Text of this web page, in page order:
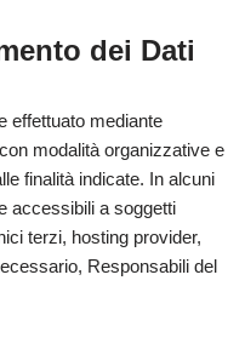
dei Dati
effettuato mediante
modalità organizzative e
finalità indicate. In alcuni
accessibili a soggetti
terzi, hosting provider,
Responsabili del